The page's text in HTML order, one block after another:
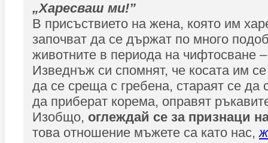
„Харесваш ми!”
В присъствието на жена, която им
започват да се държат по много
животните в периода на чифтосване
Изведнъж си спомнят, че косата им
да се среща с гребена, стараят се да
да приберат корема, оправят
Изобщо, оглеждай се за признаци
това отношение мъжете са като нас,